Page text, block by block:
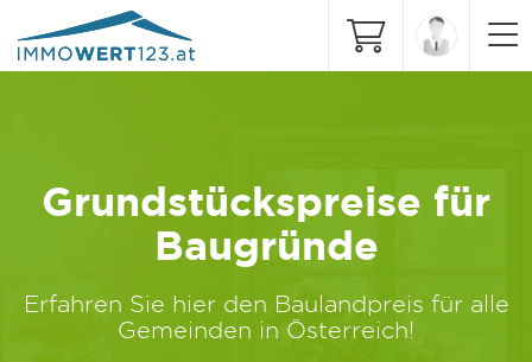
Grundstückspreise für
Baugründe
Erfahren Sie hier den Baulandpreis für alle
Gemeinden in Österreich!